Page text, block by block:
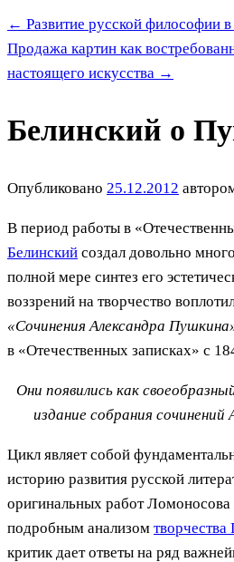
← Развитие русской философии
Продажа картин как
настоящего искусства →
Белинский о
Опубликовано 25.12.2012
В период работы в
Белинский создал довольно
полной мере синтез его
воззрений на творчество
«Сочинения Александра
в «Отечественных записках» с
Они появились как
издание собрания сочинений
Цикл являет собой
историю развития русской
оригинальных работ Ломоносова
подробным анализом
критик дает ответы на ряд